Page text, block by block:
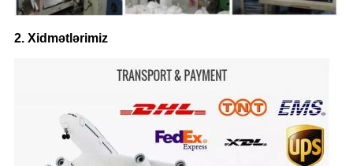
2. Xidmətlərimiz